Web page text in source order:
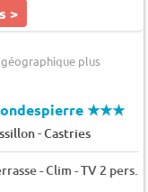
>
plus
★★★
-Castries
- Clim - TV 2 pers.